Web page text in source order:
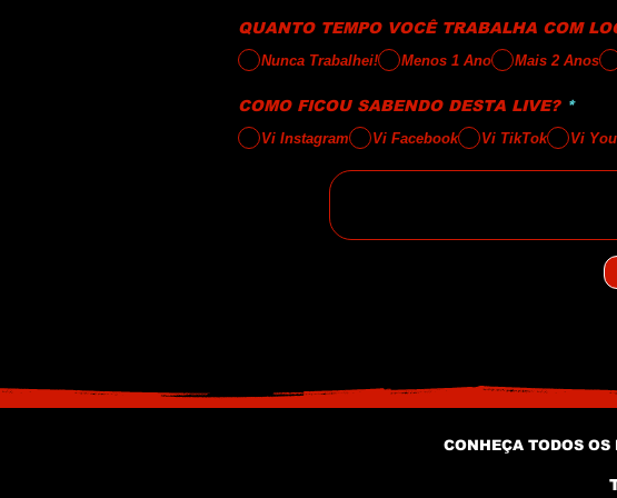
a
o
o
QUANTO TEMPO VOCÊ TRABALHA COM
Nunca Trabalhei! Menos 1 Ano Mais 2 Anos
COMO FICOU SABENDO DESTA LIVE? *O
l
g
i
Vi Instagram Vi Facebook Vi TikTok Vi
CONHEÇA TODOS